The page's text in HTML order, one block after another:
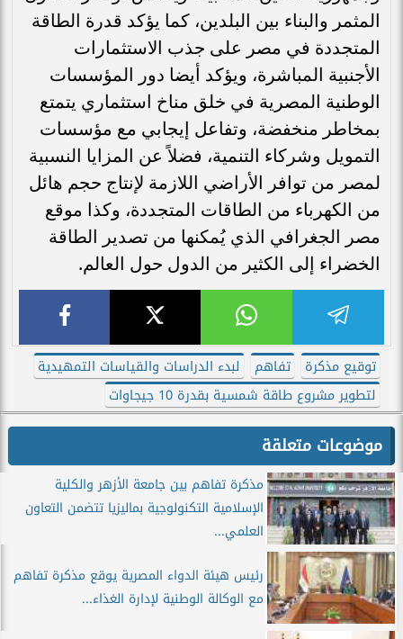
المثمر والبناء بين البلدين، كما يؤكد قدرة الطاقة
المتجددة في مصر على جذب الاستثمارات
الأجنبية المباشرة، ويؤكد أيضا دور المؤسسات
الوطنية المصرية في خلق مناخ استثماري يتمتع
بمخاطر منخفضة، وتفاعل إيجابي مع مؤسسات
التمويل وشركاء التنمية، فضلاً عن المزايا النسبية
لمصر من توافر الأراضي اللازمة لإنتاج حجم هائل
من الكهرباء من الطاقات المتجددة، وكذا موقع
مصر الجغرافي الذي يُمكنها من تصدير الطاقة
الخضراء إلى الكثير من الدول حول العالم.
توقيع مذكرة تفاهم
لبدء الدراسات والقياسات التمهيدية
لتطوير مشروع طاقة شمسية بقدرة 10 جيجاوات
موضوعات متعلقة
مذكرة تفاهم بين جامعة الأزهر والكلية
الإسلامية التكنولوجية بماليزيا تتضمن التعاون
العلمي...
رئيس هيئة الدواء المصرية يوقع مذكرة تفاهم
مع الوكالة الوطنية لإدارة الغذاء...